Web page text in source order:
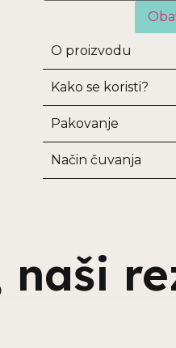
O proizvodu
Kako se koristi?
Pakovanje
Način čuvanja
naši